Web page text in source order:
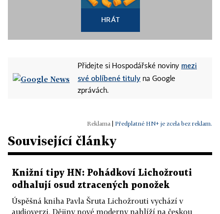
HRÁT
Přidejte si Hospodářské noviny mezi
své oblíbené tituly na Google
zprávách.
Předplatné HN+ je zcela bez reklam.
Související články
Knižní tipy HN: Pohádkoví Lichožrouti
odhalují osud ztracených ponožek
Úspěšná kniha Pavla Šruta Lichožrouti vychází v
audioverzi, Dějiny nové moderny nahlíží na českou